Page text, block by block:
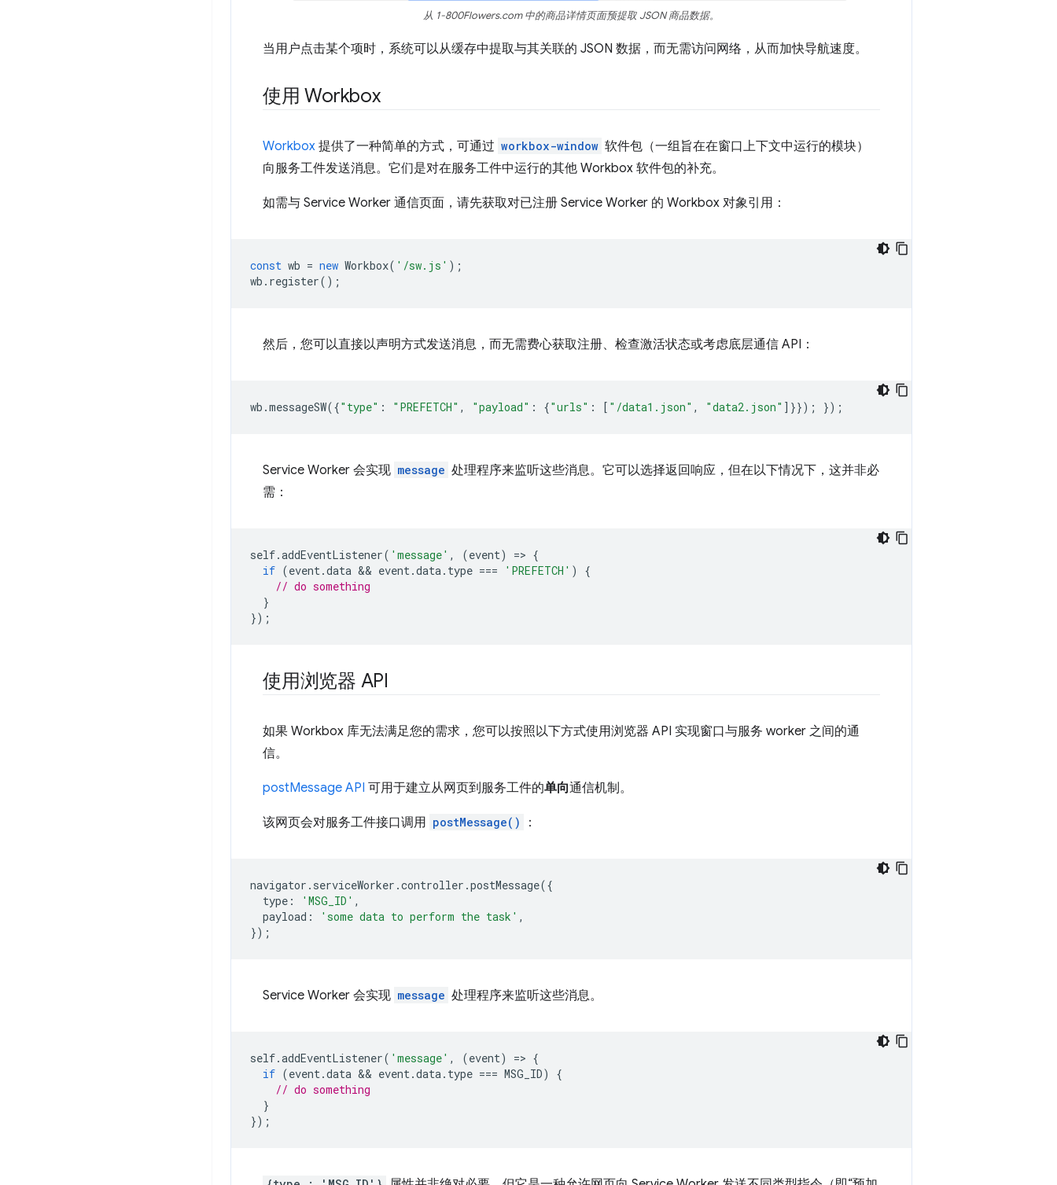
从 1-800Flowers.com 中的商品详情页面预提取 JSON 商品数据。
当用户点击某个项时，系统可以从缓存中提取与其关联的 JSON 数据，而无需访问网络，从而加快导航速度。
使用 Workbox
Workbox 提供了一种简单的方式，可通过 workbox-window 软件包（一组旨在在窗口上下文中运行的模块）
向服务工件发送消息。它们是对在服务工件中运行的其他 Workbox 软件包的补充。
如需与 Service Worker 通信页面，请先获取对已注册 Service Worker 的 Workbox 对象引用：
const wb = new Workbox( '/sw.js' );
wb . register();
然后，您可以直接以声明方式发送消息，而无需费心获取注册、检查激活状态或考虑底层通信 API：
wb .messageSW({"type" : "PREFETCH" , "payload" : {"urls" : [ "/data1.json" , "data2.json" ]}}); });
Service Worker 会实现 message 处理程序来监听这些消息。它可以选择返回响应，但在以下情况下，这并非必
需：
self.addEventListener( 'message' , (event) => {
if (event.data && event.data. type === 'PREFETCH' )
{
// do something
}
});
使用浏览器 API
如果 Workbox 库无法满足您的需求，您可以按照以下方式使用浏览器 API 实现窗口与服务 worker 之间的通
信。
postMessage API 可用于建立从网页到服务工件的单向通信机制。
该网页会对服务工件接口调用 postMessage() ：
navigator . serviceWorker .controller .postMessage({
type : 'MSG_ID' ,
payload : 'some data to perform the task' ,
});
Service Worker 会实现 message 处理程序来监听这些消息。
self.addEventListener( 'message' , (event) => {
if (event.data && event.data. type === MSG_ID)
{
// do something
}
});